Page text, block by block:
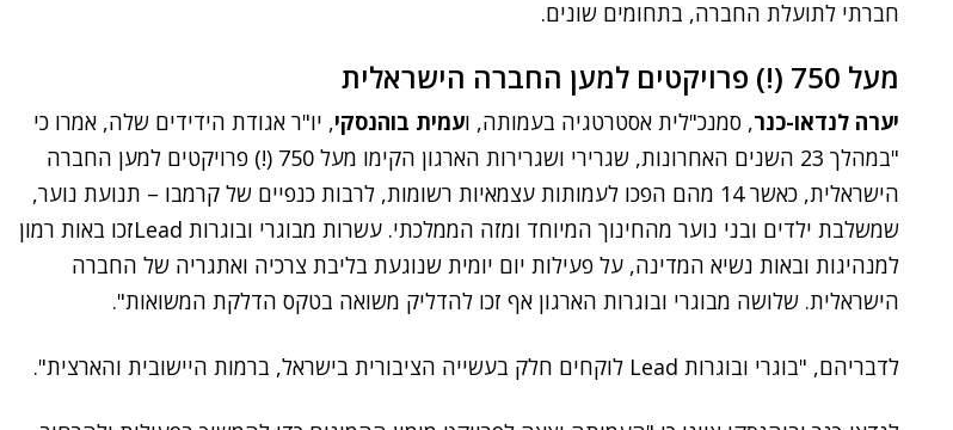
חברתי לתועלת החברה, בתחומים שונים.
מעל 750 (!) פרויקטים למען החברה הישראלית
יערה לנדאו-כנר, סמנכ"לית אסטרטגיה בעמותה, ועמית בוהנסקי, יו"ר אגודת הידידים שלה, אמרו כי
"במהלך 23 השנים האחרונות, שגרירי ושגרירות הארגון הקימו מעל 750 (!) פרויקטים למען החברה
הישראלית, כאשר 14 מהם הפכו לעמותות עצמאיות רשומות, לרבות כנפיים של קרמבו – תנועת נוער,
שמשלבת ילדים ובני נוער מהחינוך המיוחד ומזה הממלכתי. עשרות מבוגרי ובוגרות Leadזכו באות רמון
למנהיגות ובאות נשיא המדינה, על פעילות יום יומית שנוגעת בליבת צרכיה ואתגריה של החברה
הישראלית. שלושה מבוגרי ובוגרות הארגון אף זכו להדליק משואה בטקס הדלקת המשואות".
לדבריהם, "בוגרי ובוגרות Lead לוקחים חלק בעשייה הציבורית בישראל, ברמות היישובית והארצית".